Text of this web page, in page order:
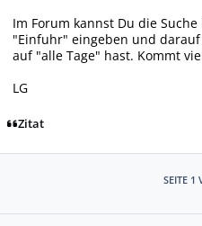
Im Forum kannst Du die
"Einfuhr" eingeben und
auf "alle Tage" hast. Kommt
LG
Zitat
SEITE 1